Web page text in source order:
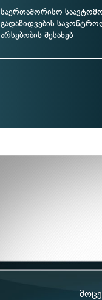
საერთაშორისო
გადაზიდვების
არსებობის შესახებ